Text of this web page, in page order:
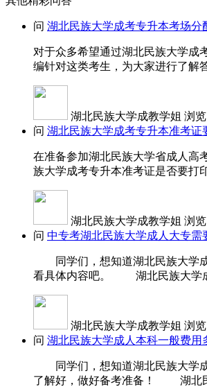
问 湖北民族大学成考专升本考场分
对于众多希望通过湖北民族大学成
编针对这类考生，为大家进行了解
湖北民族大学成教学姐 浏览
问 湖北民族大学成考专升本准考证
在准备参加湖北民族大学省成人高
族大学成考专升本准考证是否要打
湖北民族大学成教学姐 浏览
问 中专考湖北民族大学成人大专
同学们，想知道湖北民族大学成
看具体内容吧。 湖北民族大学
湖北民族大学成教学姐 浏览
问 湖北民族大学成人本科一般费用
同学们，想知道湖北民族大学成
了解好，做好备考准备！ 湖北